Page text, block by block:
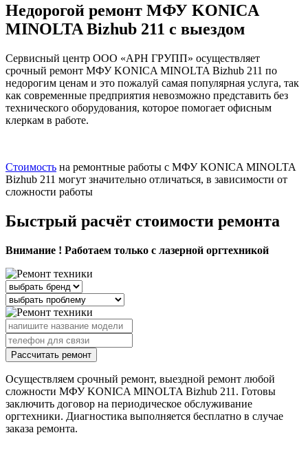
Недорогой ремонт МФУ KONICA
MINOLTA Bizhub 211 с выездом
Сервисный центр ООО «АРН ГРУПП» осуществляет
срочный ремонт МФУ KONICA MINOLTA Bizhub 211 по
недорогим ценам и это пожалуй самая популярная услуга, так
как современные предприятия невозможно представить без
технического оборудования, которое помогает офисным
клеркам в работе.
Стоимость на ремонтные работы с МФУ KONICA MINOLTA
Bizhub 211 могут значительно отличаться, в зависимости от
сложности работы
Быстрый расчёт стоимости ремонта
Внимание ! Работаем только с лазерной оргтехникой
Рассчитать ремонт
Осуществляем срочный ремонт, выездной ремонт любой
сложности МФУ KONICA MINOLTA Bizhub 211. Готовы
заключить договор на периодическое обслуживание
оргтехники. Диагностика выполняется бесплатно в случае
заказа ремонта.